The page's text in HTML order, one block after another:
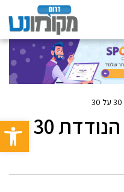
פתח נפתחה התערוכה הנודדת 30